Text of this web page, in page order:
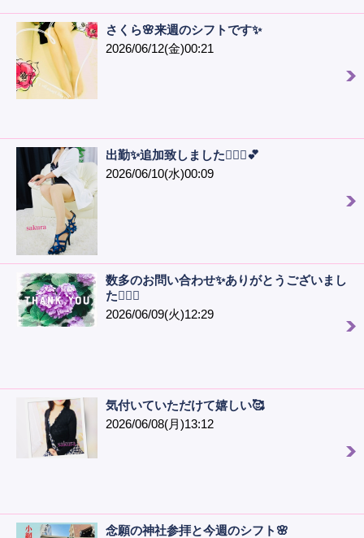
さくら🌸来週のシフトです✨
2026/06/12(金)00:21
出勤✨追加致しました🙋🏻‍♀️💕
2026/06/10(水)00:09
数多のお問い合わせ✨ありがとうございまし
た🙇🏻‍♀️
2026/06/09(火)12:29
気付いていただけて嬉しい🥰
2026/06/08(月)13:12
念願の神社参拝と今週のシフト🌸